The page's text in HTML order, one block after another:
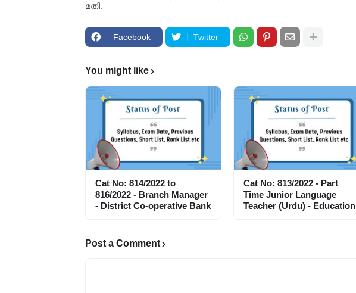
മതി.
Facebook Twitter
You might like
Cat No: 814/2022 to
816/2022 - Branch Manager
- District Co-operative Bank
Cat No: 813/2022 - Part
Time Junior Language
Teacher (Urdu) - Education
Post a Comment